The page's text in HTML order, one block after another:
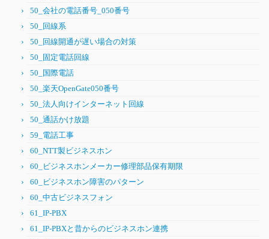
50_会社の電話番号_050番号
50_回線系
50_回線開通が遅い場合の対策
50_固定電話回線
50_国際電話
50_楽天OpenGate050番号
50_法人向けインターネット回線
50_通話かけ放題
59_電話工事
60_NTT製ビジネスホン
60_ビジネスホンメーカー修理部品保有期限
60_ビジネスホン障害のパターン
60_中古ビジネスフォン
61_IP-PBX
61_IP-PBXと昔からのビジネスホン連携